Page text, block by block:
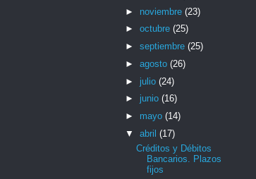
► noviembre (23)
► octubre (25)
► septiembre (25)
► agosto (26)
► julio (24)
► junio (16)
► mayo (14)
▼ abril (17)
Créditos y Débitos
Bancarios. Plazos
fijos